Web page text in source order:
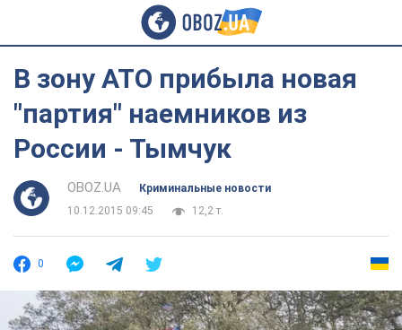
В зону АТО прибыла новая
"партия" наемников из
России - Тымчук
OBOZ.UA
Криминальные новости
10.12.2015 09:45
12,2 т.
0